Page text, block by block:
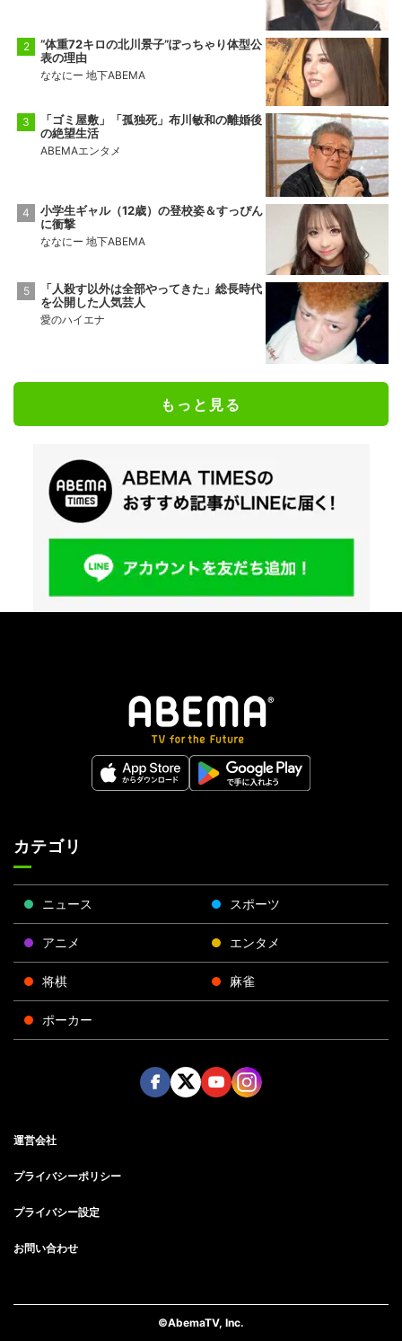
“体重72キロの北川景子”ぽっちゃり体型公
表の理由
ななにー 地下ABEMA
「ゴミ屋敷」「孤独死」布川敏和の離婚後
の絶望生活
ABEMAエンタメ
小学生ギャル（12歳）の登校姿＆すっぴん
に衝撃
ななにー 地下ABEMA
「人殺す以外は全部やってきた」総長時代
を公開した人気芸人
愛のハイエナ
もっと見る
カテゴリ
ニュース スポーツ
アニメ エンタメ
将棋 麻雀
ポーカー
運営会社
プライバシーポリシー
プライバシー設定
お問い合わせ
©AbemaTV, Inc.